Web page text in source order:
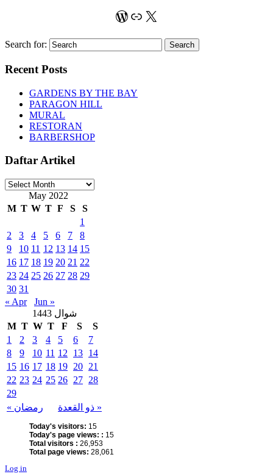
WordPress
Link
X
Search for:
Recent Posts
GARDENS BY THE BAY
PARAGON HILL
MURAL
RESTORAN
BARBERSHOP
Daftar Artikel
Daftar
ArtikelMay 2022
M T W T F S
S
1
2
3 4 5 6 7
8
9
10 11 12 13 14 15
16 17 18 19 20 21 22
23 24 25 26 27 28 29
30 31
« Apr
Jun »
شوال 1443
M T W T F S S
« رمضان ذو القعدة »
1 2 3 4 5 6
7
8
9 10 11 12 13 14
15 16 17 18 19 20 21
22 23 24 25 26 27 28
29
Today's visitors: 15
Today's page views: : 15
Total visitors : 26,953
Total page views: 28,061
Log in